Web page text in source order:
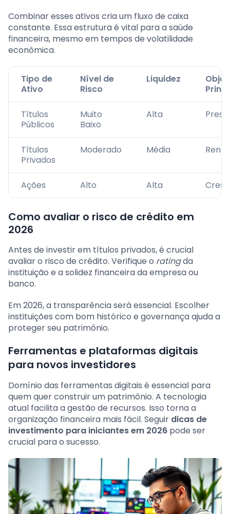
Combinar esses ativos cria um fluxo de caixa
constante. Essa estrutura é vital para a saúde
financeira, mesmo em tempos de volatilidade
econômica.
Tipo de
Ativo
Nível de
Risco
Liquidez
Títulos
Públicos
Muito
Baixo
Alta
Títulos
Privados
Moderado Média
Ações Alto Alta
Como avaliar o risco de crédito em
2026
Antes de investir em títulos privados, é crucial
avaliar o risco de crédito. Verifique o ratingda
instituição e a solidez financeira da empresa ou
banco.
Em 2026, a transparência será essencial. Escolher
instituições com bom histórico e governança ajuda a
proteger seu patrimônio.
Ferramentas e plataformas digitais
para novos investidores
Domínio das ferramentas digitais é essencial para
quem quer construir um patrimônio. A tecnologia
atual facilita a gestão de recursos. Isso torna a
organização financeira mais fácil. Seguir dicas de
investimento para iniciantes em 2026 pode ser
crucial para o sucesso.